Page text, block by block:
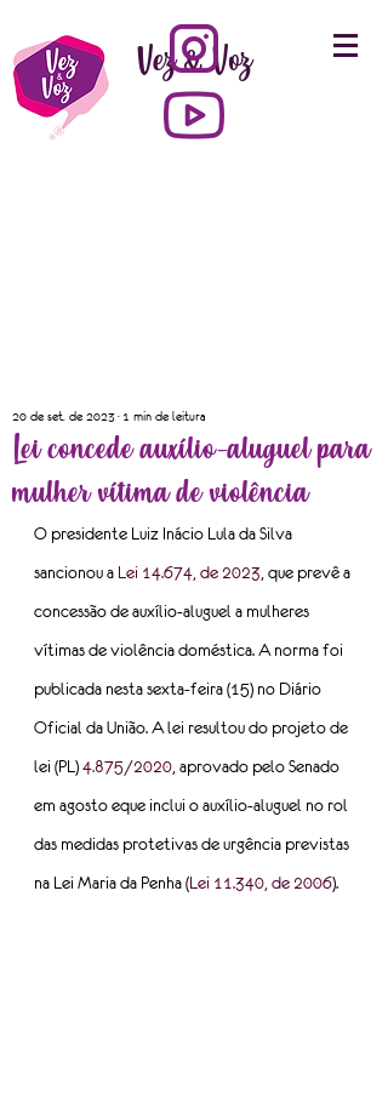
Vez & Voz
Lei concede auxílio-aluguel para
mulher vítima de violência
20 de set. de 2023 1 min de leitura
O presidente Luiz Inácio Lula da Silva
sancionou a Lei 14.674, de 2023 , que prevê a
concessão de auxílio-aluguel a mulheres
vítimas de violência doméstica. A norma foi
publicada nesta sexta-feira (15) no Diário
Oficial da União. A lei resultou do projeto de
lei (PL) 4.875/2020 , aprovado pelo Senado
em agosto eque inclui o auxílio-aluguel no rol
das medidas protetivas de urgência previstas
na Lei Maria da Penha (Lei 11.340, de 2006).